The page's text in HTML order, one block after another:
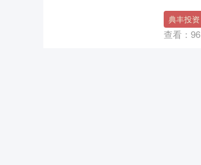
典丰投资
查看： 96